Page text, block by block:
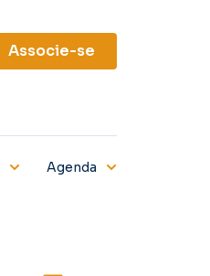
Associe-se
Agenda